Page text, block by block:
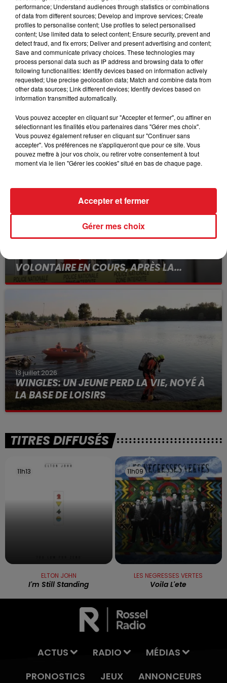
Cet élément est masqué compte-tenu du refus
du dépôt de cookies que vous avez exprimé. Si
vous souhaitez l'afficher, merci de nous donner
votre accord en cliquant sur le bouton ci-
dessous.
Afficher l'élément
FIL D'ACTUS
VOLONTAIRE EN COURS, APRÈS LA...
Selon les premiers éléments, le logement servait
13 juillet 2026
WINGLES: UN JEUNE PERD LA VIE, NOYÉ À
LA BASE DE LOISIRS
La victime a coulé à pic
TITRES DIFFUSÉS
11h13
11h13
ELTON JOHN
I'm Still Standing
11h09
11h09
LES NEGRESSES VERTES
Voila L'ete
ACTUS RADIO
MÉDIAS
PRONOSTICS
JEUX ANNONCEURS
performance; Understand audiences through statistics or combinations
of data from different sources; Develop and improve services; Create
profiles to personalise content; Use profiles to select personalised
content; Use limited data to select content; Ensure security, prevent and
detect fraud, and fix errors; Deliver and present advertising and content;
Save and communicate privacy choices. These technologies may
process personal data such as IP address and browsing data to offer
following functionalities: Identify devices based on information actively
requested; Use precise geolocation data; Match and combine data from
other data sources; Link different devices; Identify devices based on
information transmitted automatically.
Vous pouvez accepter en cliquant sur "Accepter et fermer", ou affiner en
sélectionnant les finalités et/ou partenaires dans "Gérer mes choix".
Vous pouvez également refuser en cliquant sur "Continuer sans
accepter". Vos préférences ne s'appliqueront que pour ce site. Vous
pouvez mettre à jour vos choix, ou retirer votre consentement à tout
moment via le lien "Gérer les cookies" situé en bas de chaque page.
Gérer mes choix
Accepter et fermer